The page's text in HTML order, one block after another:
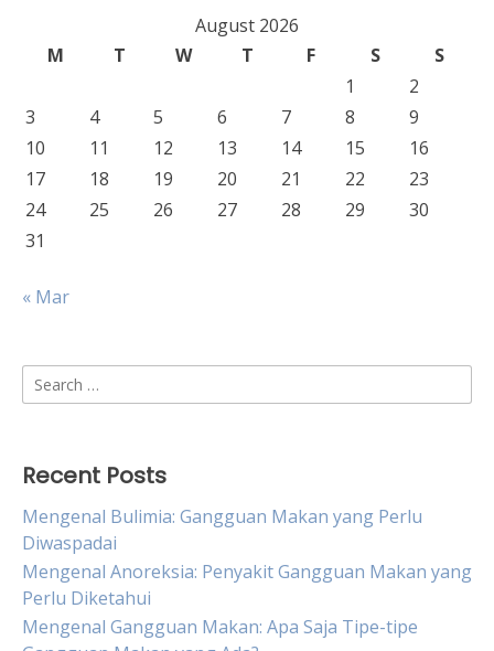
August 2026
M
T W T F S
S
1
2
3
4 5 6 7 8
9
10
11 12 13 14 15
16
17
18 19 20 21 22
23
24
25 26 27 28 29
30
31
« Mar
Search
for:
Recent Posts
Mengenal Bulimia: Gangguan Makan yang Perlu
Diwaspadai
Mengenal Anoreksia: Penyakit Gangguan Makan yang
Perlu Diketahui
Mengenal Gangguan Makan: Apa Saja Tipe-tipe